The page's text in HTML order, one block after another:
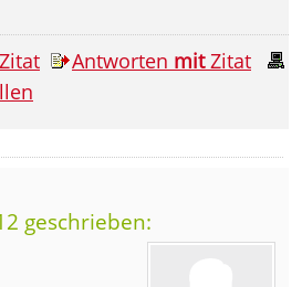
Zitat Antworten mitZitat
geschrieben: